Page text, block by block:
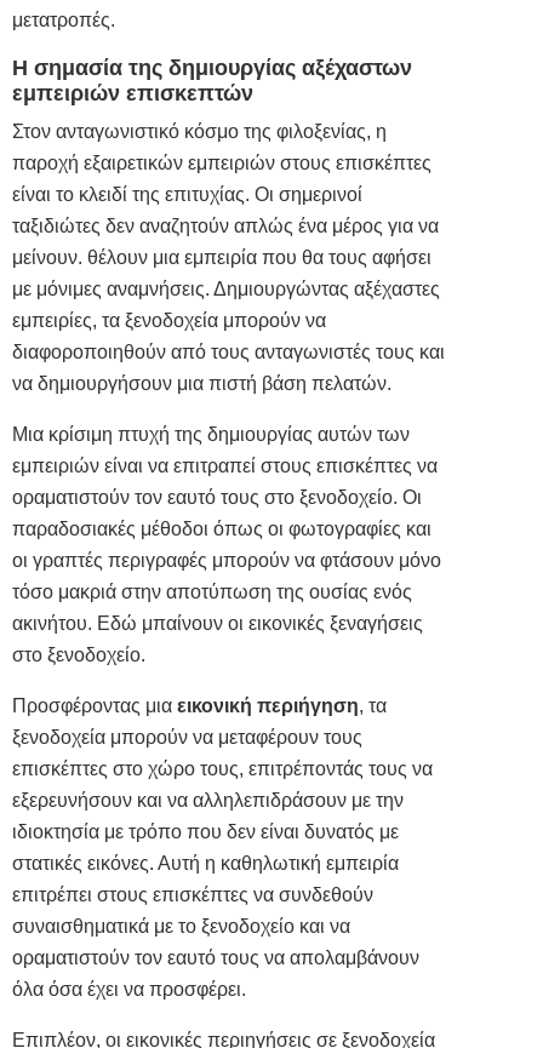
μετατροπές.
Η σημασία της δημιουργίας αξέχαστων
εμπειριών επισκεπτών
Στον ανταγωνιστικό κόσμο της φιλοξενίας, η
παροχή εξαιρετικών εμπειριών στους επισκέπτες
είναι το κλειδί της επιτυχίας. Οι σημερινοί
ταξιδιώτες δεν αναζητούν απλώς ένα μέρος για να
μείνουν. θέλουν μια εμπειρία που θα τους αφήσει
με μόνιμες αναμνήσεις. Δημιουργώντας αξέχαστες
εμπειρίες, τα ξενοδοχεία μπορούν να
διαφοροποιηθούν από τους ανταγωνιστές τους και
να δημιουργήσουν μια πιστή βάση πελατών.
Μια κρίσιμη πτυχή της δημιουργίας αυτών των
εμπειριών είναι να επιτραπεί στους επισκέπτες να
οραματιστούν τον εαυτό τους στο ξενοδοχείο. Οι
παραδοσιακές μέθοδοι όπως οι φωτογραφίες και
οι γραπτές περιγραφές μπορούν να φτάσουν μόνο
τόσο μακριά στην αποτύπωση της ουσίας ενός
ακινήτου. Εδώ μπαίνουν οι εικονικές ξεναγήσεις
στο ξενοδοχείο.
Προσφέροντας μια εικονική περιήγηση, τα
ξενοδοχεία μπορούν να μεταφέρουν τους
επισκέπτες στο χώρο τους, επιτρέποντάς τους να
εξερευνήσουν και να αλληλεπιδράσουν με την
ιδιοκτησία με τρόπο που δεν είναι δυνατός με
στατικές εικόνες. Αυτή η καθηλωτική εμπειρία
επιτρέπει στους επισκέπτες να συνδεθούν
συναισθηματικά με το ξενοδοχείο και να
οραματιστούν τον εαυτό τους να απολαμβάνουν
όλα όσα έχει να προσφέρει.
Επιπλέον, οι εικονικές περιηγήσεις σε ξενοδοχεία